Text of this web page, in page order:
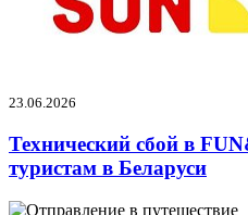
23.06.2026
Технический сбой в
туристам в Беларуси